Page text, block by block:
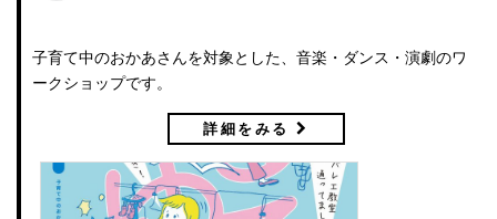
子育て中のおかあさんを対象とした、音楽・ダンス・演劇のワ
ークショップです。
詳細をみる